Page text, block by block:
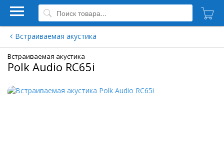
Встраиваемая акустика
Встраиваемая акустика
Polk Audio RC65i